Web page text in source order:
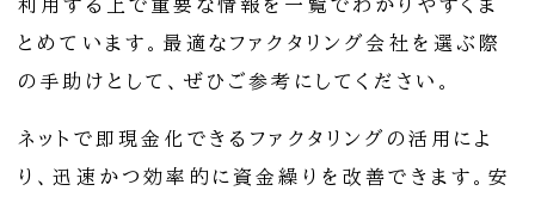
利用する上で重要な情報を一覧でわかりやすくま
とめています。最適なファクタリング会社を選ぶ際
の手助けとして、ぜひご参考にしてください。
ネットで即現金化できるファクタリングの活用によ
り、迅速かつ効率的に資金繰りを改善できます。安